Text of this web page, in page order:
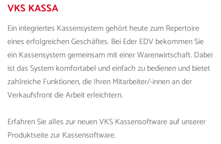
VKS KASSA
Ein integriertes Kassensystem gehört heute zum Repertoire
eines erfolgreichen Geschäftes. BeiEder EDVbekommen Sie
ein Kassensystem gemeinsam mit einer Warenwirtschaft. Dabei
ist das System komfortabel und einfach zu bedienen und bietet
zahlreiche Funktionen, die Ihren Mitarbeiter/-innen an der
Verkaufsfront die Arbeit erleichtern.
Erfahren Sie alles zur neuenVKSKassensoftware auf unserer
Produktseite zur Kassensoftware.